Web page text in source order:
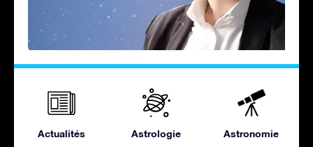
Actualités Astrologie Astronomie